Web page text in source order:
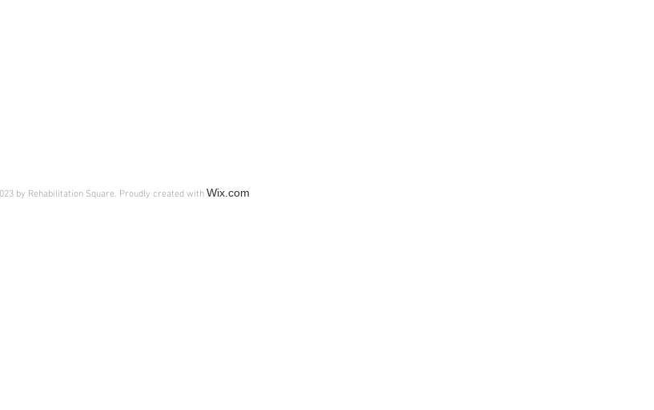
by Rehabilitation Square. Proudly created with Wix.com